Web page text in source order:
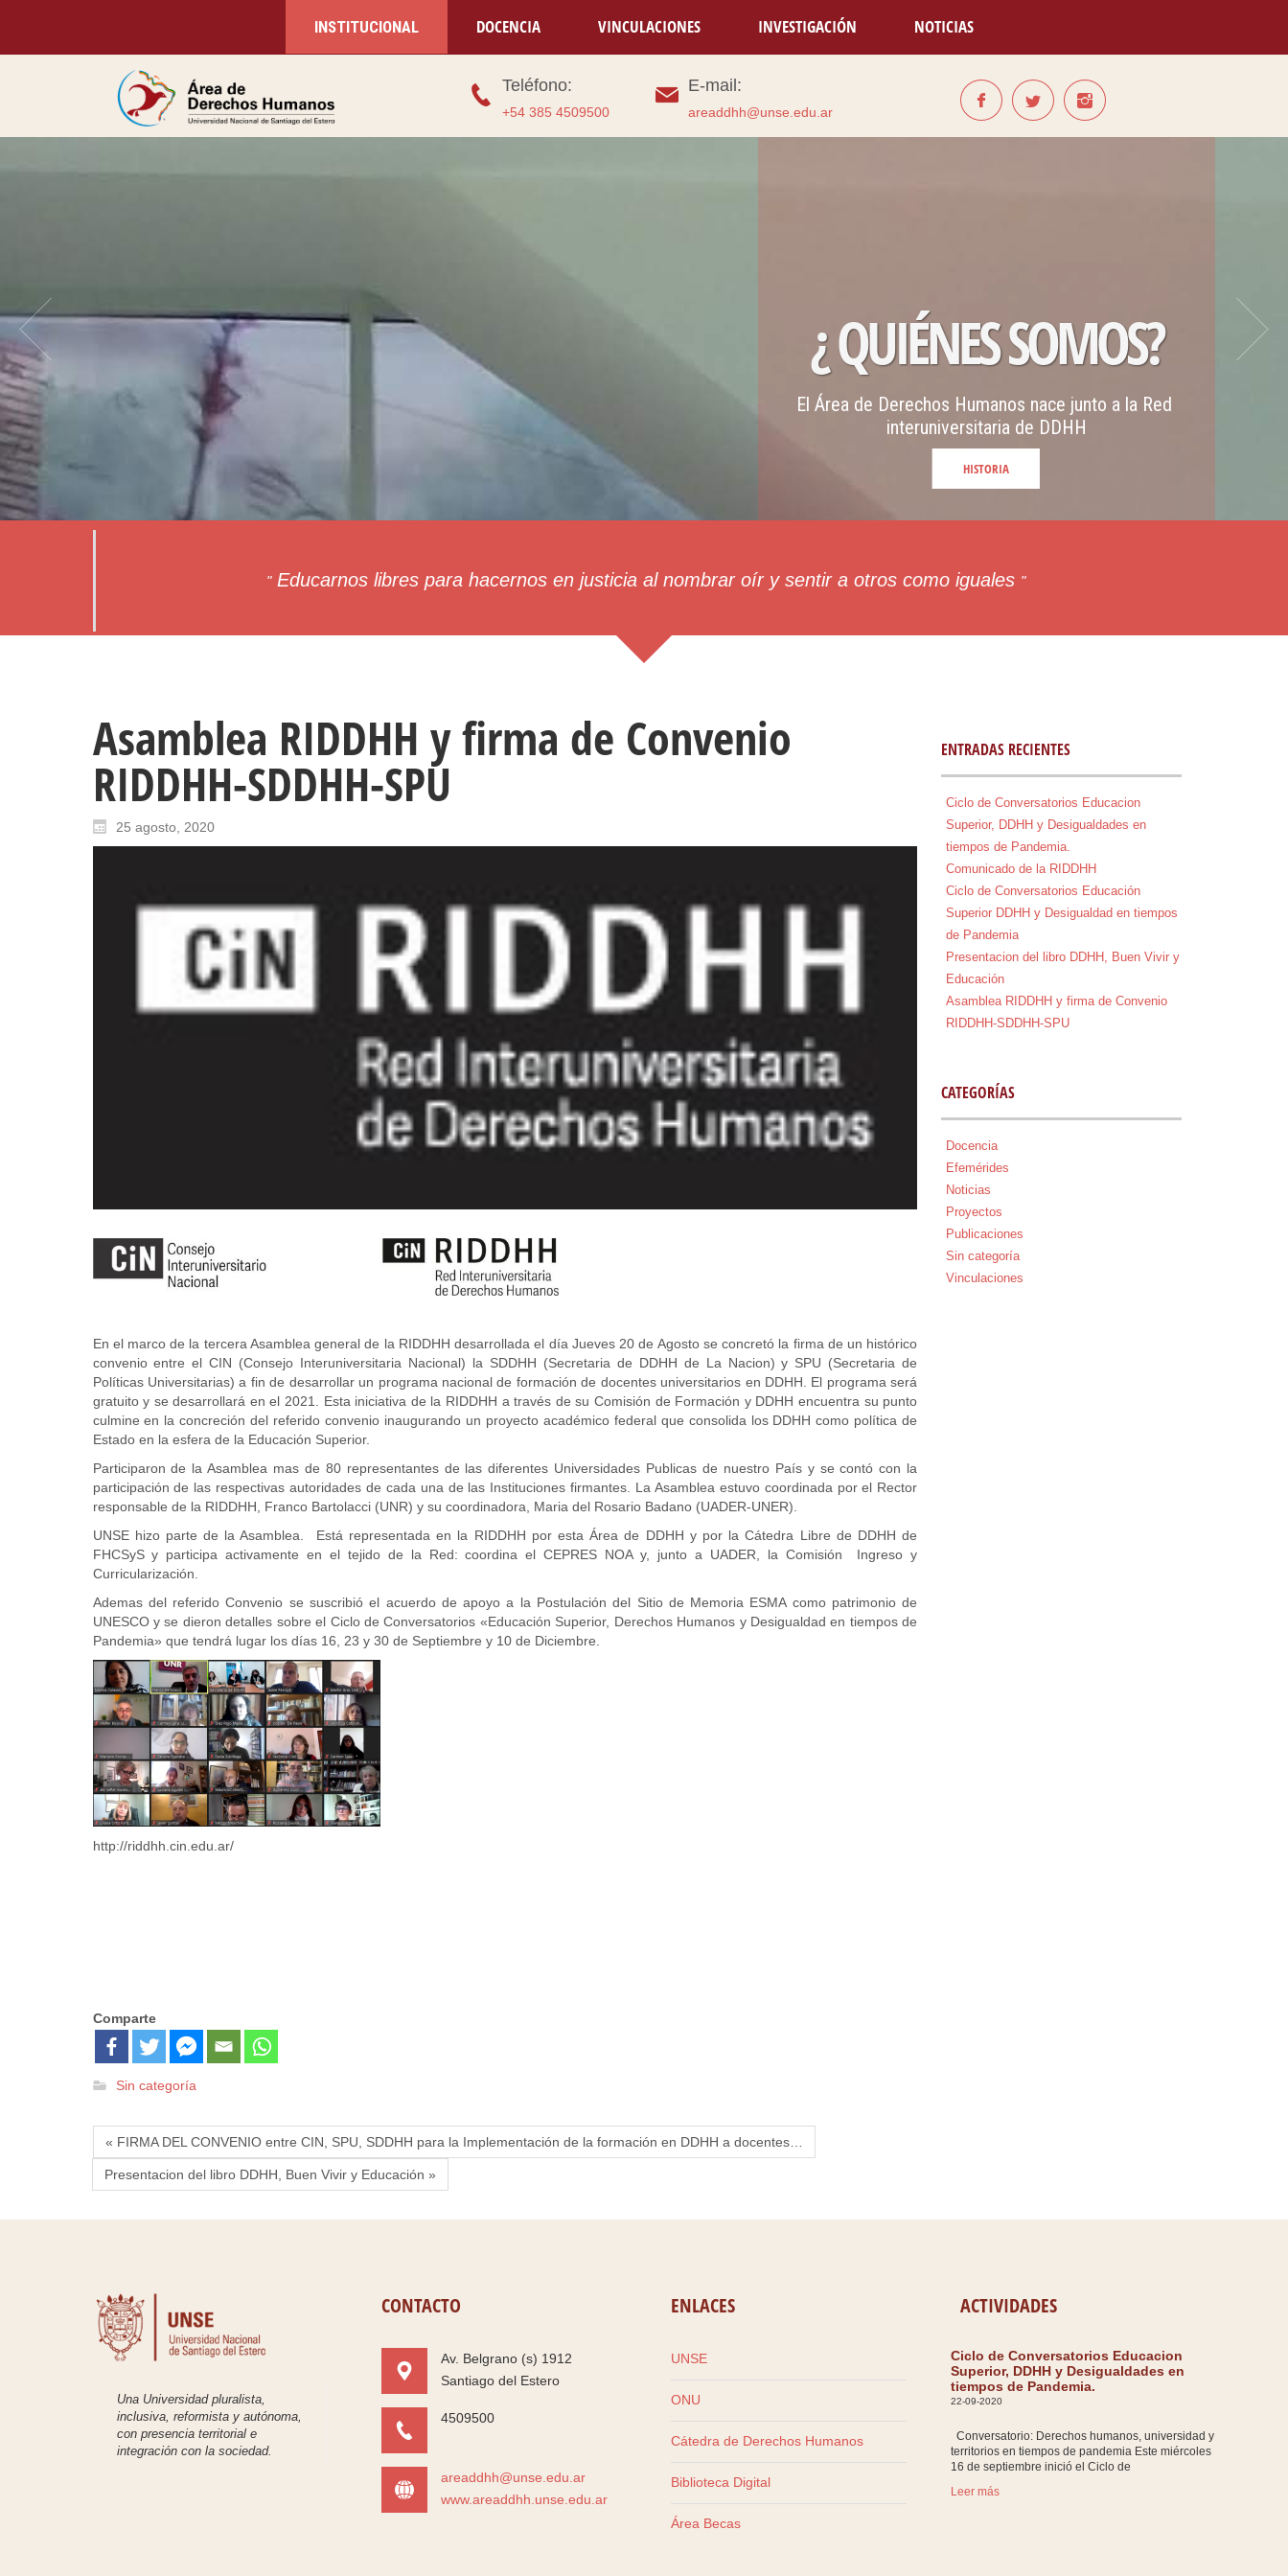
INSTITUCIONAL DOCENCIA VINCULACIONES INVESTIGACIÓN NOTICIAS
Teléfono:
+54 385 4509500
E-mail:
areaddhh@unse.edu.ar
SOMOS?
Humanos nace junto a la Red
de DDHH
HISTORIA
DOCENCIA
Espacios formativos para la comunidad universitaria
LEER MÁS
"Educarnos libres para hacernos en justicia al nombrar oír y sentir a otros como iguales "
Asamblea RIDDHH y firma de Convenio
RIDDHH-SDDHH-SPU
25 agosto, 2020
En el marco de la tercera Asamblea general de la RIDDHH desarrollada el día Jueves 20 de Agosto se concretó la firma de un histórico
convenio entre el CIN (Consejo Interuniversitaria Nacional) la SDDHH (Secretaria de DDHH de La Nacion) y SPU (Secretaria de
Políticas Universitarias) a fin de desarrollar un programa nacional de formación de docentes universitarios en DDHH. El programa será
gratuito y se desarrollará en el 2021. Esta iniciativa de la RIDDHH a través de su Comisión de Formación y DDHH encuentra su punto
culmine en la concreción del referido convenio inaugurando un proyecto académico federal que consolida los DDHH como política de
Estado en la esfera de la Educación Superior.
Participaron de la Asamblea mas de 80 representantes de las diferentes Universidades Publicas de nuestro País y se contó con la
participación de las respectivas autoridades de cada una de las Instituciones firmantes. La Asamblea estuvo coordinada por el Rector
responsable de la RIDDHH, Franco Bartolacci (UNR) y su coordinadora, Maria del Rosario Badano (UADER-UNER).
UNSE hizo parte de la Asamblea. Está representada en la RIDDHH por esta Área de DDHH y por la Cátedra Libre de DDHH de
FHCSyS y participa activamente en el tejido de la Red: coordina el CEPRES NOA y, junto a UADER, la Comisión Ingreso y
Curricularización.
Ademas del referido Convenio se suscribió el acuerdo de apoyo a la Postulación del Sitio de Memoria ESMA como patrimonio de
UNESCO y se dieron detalles sobre el Ciclo de Conversatorios «Educación Superior, Derechos Humanos y Desigualdad en tiempos de
Pandemia» que tendrá lugar los días 16, 23 y 30 de Septiembre y 10 de Diciembre.
http://riddhh.cin.edu.ar/
Comparte
Sin categoría
« FIRMA DEL CONVENIO entre CIN, SPU, SDDHH para la Implementación de la formación en DDHH a docentes…
Presentacion del libro DDHH, Buen Vivir y Educación »
ENTRADAS RECIENTES
Ciclo de Conversatorios Educacion
Superior, DDHH y Desigualdades en
tiempos de Pandemia.
Comunicado de la RIDDHH
Ciclo de Conversatorios Educación
Superior DDHH y Desigualdad en tiempos
de Pandemia
Presentacion del libro DDHH, Buen Vivir y
Educación
Asamblea RIDDHH y firma de Convenio
RIDDHH-SDDHH-SPU
CATEGORÍAS
Docencia
Efemérides
Noticias
Proyectos
Publicaciones
Sin categoría
Vinculaciones
Una Universidad pluralista,
inclusiva, reformista y autónoma,
con presencia territorial e
integración con la sociedad.
CONTACTO
Av. Belgrano (s) 1912
Santiago del Estero
4509500
areaddhh@unse.edu.ar
www.areaddhh.unse.edu.ar
ENLACES
UNSE
ONU
Cátedra de Derechos Humanos
Biblioteca Digital
Área Becas
ACTIVIDADES
Ciclo de Conversatorios Educacion
Superior, DDHH y Desigualdades en
tiempos de Pandemia.
22-09-2020
Conversatorio: Derechos humanos, universidad y
territorios en tiempos de pandemia Este miércoles
16 de septiembre inició el Ciclo de
Leer más